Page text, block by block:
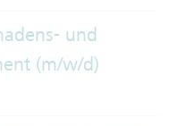
und
(m/w/d)